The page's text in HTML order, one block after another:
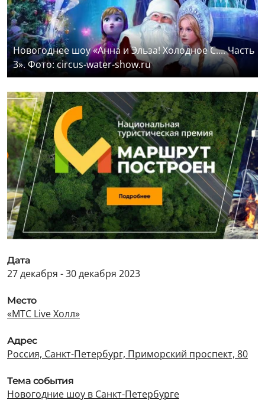
Новогоднее шоу «Анна и Эльза! Холодное С.... Часть
3». Фото: circus-water-show.ru
Дата
27 декабря - 30 декабря 2023
Место
«МТС Live Холл»
Адрес
Россия, Санкт-Петербург, Приморский проспект, 80
Тема события
Новогодние шоу в Санкт-Петербурге